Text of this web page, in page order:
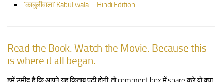
‘काबुलीवाला’ Kabuliwala – Hindi Edition
Read the Book. Watch the Movie. Because this
is where it all began.
हमें उमीद है कि आपने यह किताब पढ़ी होगी, तो comment box में share करे वो क्या